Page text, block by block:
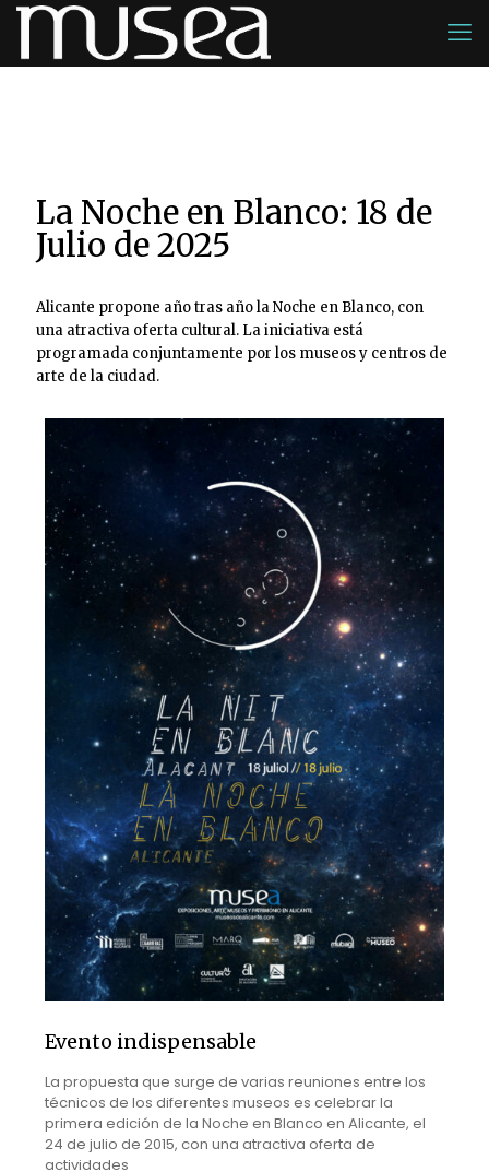
La Noche en Blanco: 18 de
Julio de 2025
Alicante propone año tras año la Noche en Blanco, con
una atractiva oferta cultural. La iniciativa está
programada conjuntamente por los museos y centros de
arte de la ciudad.
Evento indispensable
La propuesta que surge de varias reuniones entre los
técnicos de los diferentes museos es celebrar la
primera edición de la Noche en Blanco en Alicante, el
24 de julio de 2015, con una atractiva oferta de
actividades